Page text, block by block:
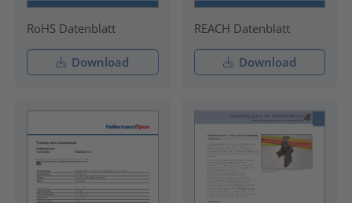
RoHS Datenblatt
Download
REACH Datenblatt
Download